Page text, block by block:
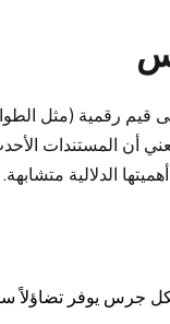
قيم رقمية (مثل
أن المستندات
الدلالية متشابهة.
جرس يوفر تضاؤلاً